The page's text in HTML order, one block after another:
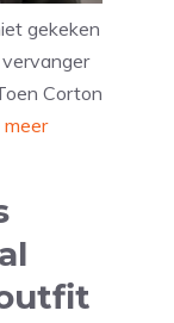
gekeken
Corton
meer